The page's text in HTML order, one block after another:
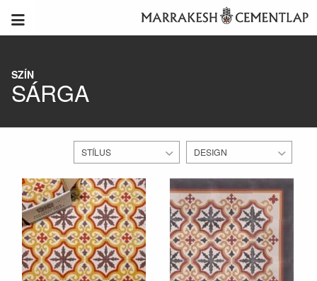
SZÍN
SÁRGA
STÍLUS DESIGN